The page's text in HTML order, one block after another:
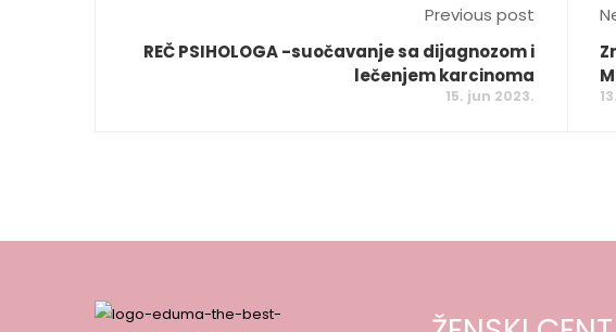
Previous post
REČ PSIHOLOGA -suočavanje sa dijagnozom i
lečenjem karcinoma
15. jun 2023.